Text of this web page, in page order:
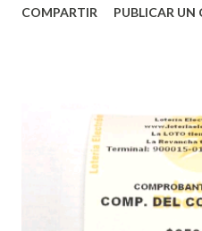
proteger la salud de
instantáneos”, indicó López.
López explicó que el mismo
Estados Unidos y los
números ganadores del
COMPARTIR PUBLICAR UN